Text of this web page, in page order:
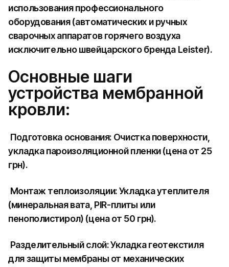
использования профессионального
оборудования (автоматических и ручных
сварочных аппаратов горячего воздуха
исключительно швейцарского бренда Leister).
Основные шаги
устройства мембранной
кровли:
Подготовка основания: Очистка поверхности,
укладка пароизоляционной пленки (цена от 25
грн).
Монтаж теплоизоляции: Укладка утеплителя
(минеральная вата, PIR-плиты или
пенополистирол) (цена от 50 грн).
Разделительный слой: Укладка геотекстиля
для защиты мембраны от механических